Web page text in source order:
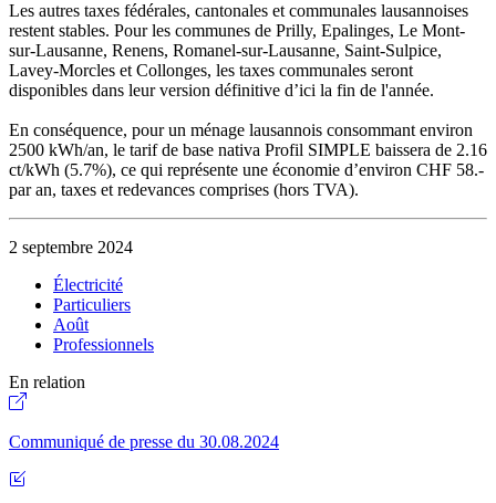
Les autres taxes fédérales, cantonales et communales lausannoises
restent stables. Pour les communes de Prilly, Epalinges, Le Mont-
sur-Lausanne, Renens, Romanel-sur-Lausanne, Saint-Sulpice,
Lavey-Morcles et Collonges, les taxes communales seront
disponibles dans leur version définitive d’ici la fin de l'année.
En conséquence, pour un ménage lausannois consommant environ
2500 kWh/an, le tarif de base nativa Profil SIMPLE baissera de 2.16
ct/kWh (5.7%), ce qui représente une économie d’environ CHF 58.-
par an, taxes et redevances comprises (hors TVA).
2 septembre 2024
Électricité
Particuliers
Août
Professionnels
En relation
Communiqué de presse du 30.08.2024